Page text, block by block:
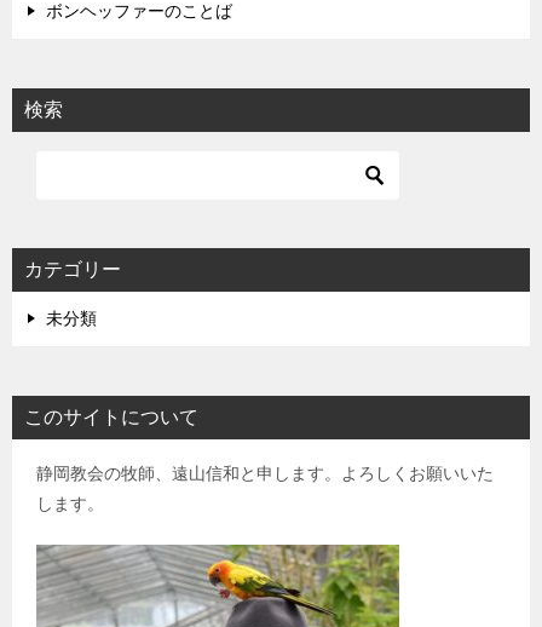
ボンヘッファーのことば
検索
カテゴリー
未分類
このサイトについて
静岡教会の牧師、遠山信和と申します。よろしくお願いいた
します。